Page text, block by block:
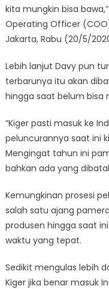
kita mungkin bisa
Operating Officer
Jakarta, Rabu (20/5/
Lebih lanjut Davy pun
terbarunya itu akan
hingga saat belum bisa
“Kiger pasti masuk ke
peluncurannya saat ini
Mengingat tahun ini
bahkan ada yang
Kemungkinan prosesi
salah satu ajang
produsen hingga saat
waktu yang tepat.
Sedikit mengulas lebih
Kiger jika benar masuk